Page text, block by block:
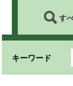
す
キーワード